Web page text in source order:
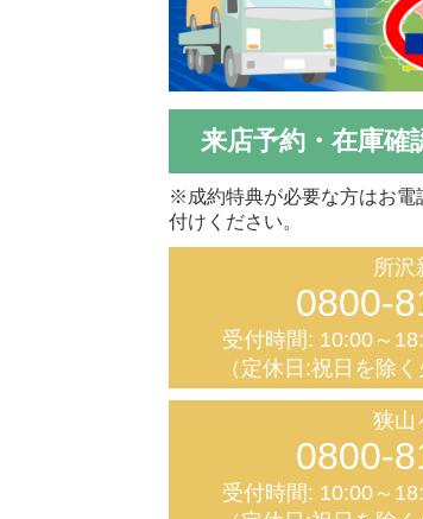
来店予約・在庫確
※成約特典が必要な方はお電
付けください。
所沢
0800-
受付時間: 10:00～
（定休日:祝日を除
狭山
0800-
受付時間: 10:00～